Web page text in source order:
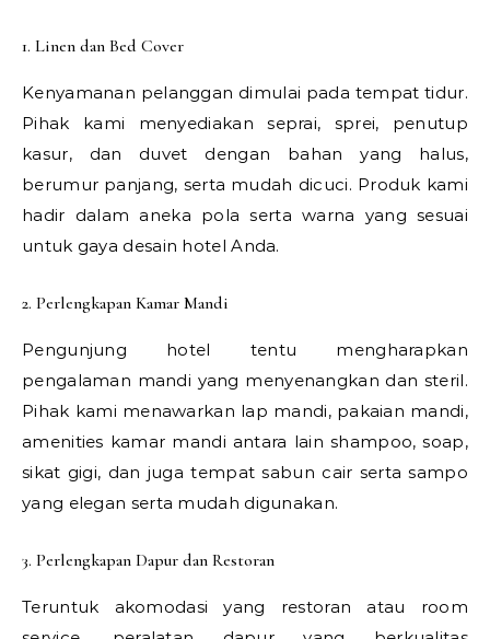
1. Linen dan Bed Cover
Kenyamanan pelanggan dimulai pada tempat tidur.
Pihak kami menyediakan seprai, sprei, penutup
kasur, dan duvet dengan bahan yang halus,
berumur panjang, serta mudah dicuci. Produk kami
hadir dalam aneka pola serta warna yang sesuai
untuk gaya desain hotel Anda.
2. Perlengkapan Kamar Mandi
Pengunjung hotel tentu mengharapkan
pengalaman mandi yang menyenangkan dan steril.
Pihak kami menawarkan lap mandi, pakaian mandi,
amenities kamar mandi antara lain shampoo, soap,
sikat gigi, dan juga tempat sabun cair serta sampo
yang elegan serta mudah digunakan.
3. Perlengkapan Dapur dan Restoran
Teruntuk akomodasi yang restoran atau room